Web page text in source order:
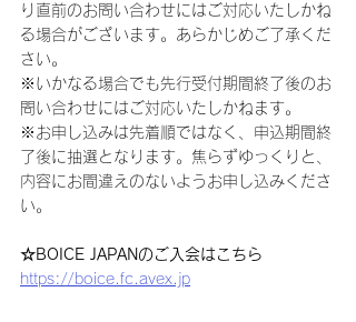
り直前のお問い合わせにはご対応いたしかね
る場合がございます。あらかじめご了承くだ
さい。
※いかなる場合でも先行受付期間終了後のお
問い合わせにはご対応いたしかねます。
※お申し込みは先着順ではなく、申込期間終
了後に抽選となります。焦らずゆっくりと、
内容にお間違えのないようお申し込みくださ
い。
☆BOICE JAPANのご入会はこちら
https://boice.fc.avex.jp